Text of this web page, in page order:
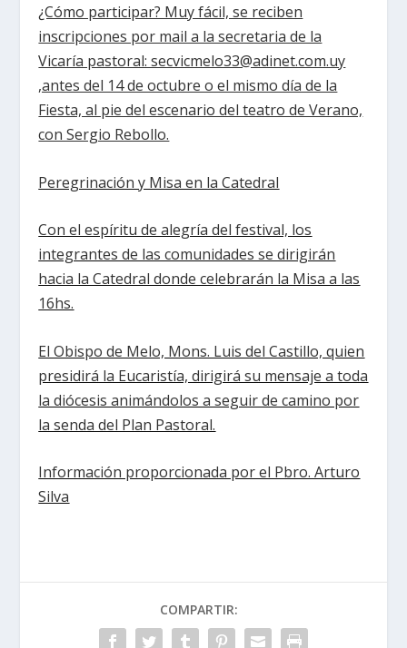
¿Cómo participar? Muy fácil, se reciben
inscripciones por mail a la secretaria de la
Vicaría pastoral: secvicmelo33@adinet.com.uy
,antes del 14 de octubre o el mismo día de la
Fiesta, al pie del escenario del teatro de Verano,
con Sergio Rebollo.
Peregrinación y Misa en la Catedral
Con el espíritu de alegría del festival, los
integrantes de las comunidades se dirigirán
hacia la Catedral donde celebrarán la Misa a las
16hs.
El Obispo de Melo, Mons. Luis del Castillo, quien
presidirá la Eucaristía, dirigirá su mensaje a toda
la diócesis animándolos a seguir de camino por
la senda del Plan Pastoral.
Información proporcionada por el Pbro. Arturo
Silva
COMPARTIR: